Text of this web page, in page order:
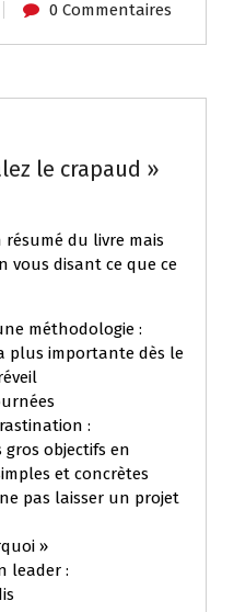
0 Commentaires
le crapaud »
résumé du livre mais
vous disant ce que ce
méthodologie :
plus importante dès le
:
gros objectifs en
et concrètes
pas laisser un projet
»
leader :